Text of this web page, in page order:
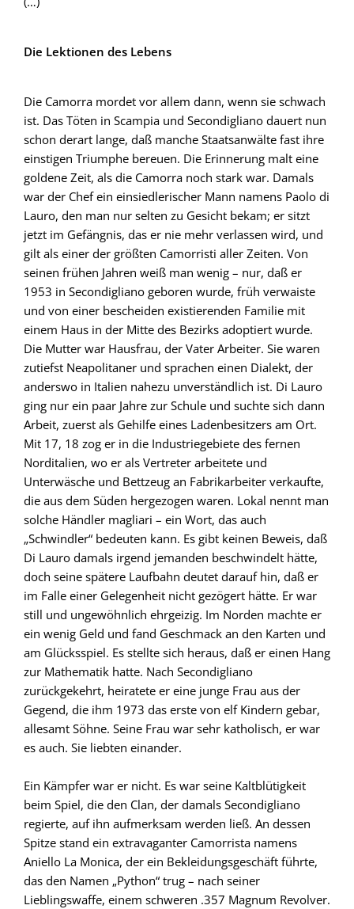
Die Lektionen des Lebens
Die Camorra mordet vor allem dann, wenn sie schwach
ist. Das Töten in Scampia und Secondigliano dauert nun
schon derart lange, daß manche Staatsanwälte fast ihre
einstigen Triumphe bereuen. Die Erinnerung malt eine
goldene Zeit, als die Camorra noch stark war. Damals
war der Chef ein einsiedlerischer Mann namens Paolo di
Lauro, den man nur selten zu Gesicht bekam; er sitzt
jetzt im Gefängnis, das er nie mehr verlassen wird, und
gilt als einer der größten Camorristi aller Zeiten. Von
seinen frühen Jahren weiß man wenig – nur, daß er
1953 in Secondigliano geboren wurde, früh verwaiste
und von einer bescheiden existierenden Familie mit
einem Haus in der Mitte des Bezirks adoptiert wurde.
Die Mutter war Hausfrau, der Vater Arbeiter. Sie waren
zutiefst Neapolitaner und sprachen einen Dialekt, der
anderswo in Italien nahezu unverständlich ist. Di Lauro
ging nur ein paar Jahre zur Schule und suchte sich dann
Arbeit, zuerst als Gehilfe eines Ladenbesitzers am Ort.
Mit 17, 18 zog er in die Industriegebiete des fernen
Norditalien, wo er als Vertreter arbeitete und
Unterwäsche und Bettzeug an Fabrikarbeiter verkaufte,
die aus dem Süden hergezogen waren. Lokal nennt man
solche Händler magliari – ein Wort, das auch
„Schwindler“ bedeuten kann. Es gibt keinen Beweis, daß
Di Lauro damals irgend jemanden beschwindelt hätte,
doch seine spätere Laufbahn deutet darauf hin, daß er
im Falle einer Gelegenheit nicht gezögert hätte. Er war
still und ungewöhnlich ehrgeizig. Im Norden machte er
ein wenig Geld und fand Geschmack an den Karten und
am Glücksspiel. Es stellte sich heraus, daß er einen Hang
zur Mathematik hatte. Nach Secondigliano
zurückgekehrt, heiratete er eine junge Frau aus der
Gegend, die ihm 1973 das erste von elf Kindern gebar,
allesamt Söhne. Seine Frau war sehr katholisch, er war
es auch. Sie liebten einander.
Ein Kämpfer war er nicht. Es war seine Kaltblütigkeit
beim Spiel, die den Clan, der damals Secondigliano
regierte, auf ihn aufmerksam werden ließ. An dessen
Spitze stand ein extravaganter Camorrista namens
Aniello La Monica, der ein Bekleidungsgeschäft führte,
das den Namen „Python“ trug – nach seiner
Lieblingswaffe, einem schweren .357 Magnum Revolver.